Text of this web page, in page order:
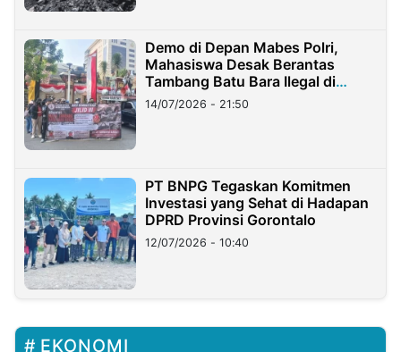
Demo di Depan Mabes Polri,
Mahasiswa Desak Berantas
Tambang Batu Bara Ilegal di
Lampung
14/07/2026 - 21:50
PT BNPG Tegaskan Komitmen
Investasi yang Sehat di Hadapan
DPRD Provinsi Gorontalo
12/07/2026 - 10:40
EKONOMI